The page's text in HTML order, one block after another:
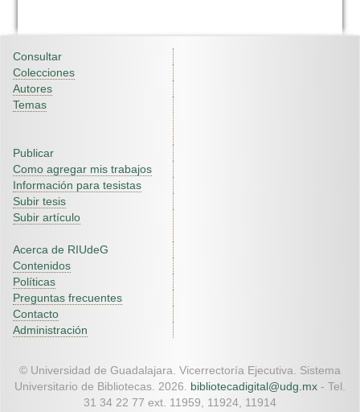
Consultar
Colecciones
Autores
Temas
Publicar
Como agregar mis trabajos
Información para tesistas
Subir tesis
Subir artículo
Acerca de RIUdeG
Contenidos
Políticas
Preguntas frecuentes
Contacto
Administración
© Universidad de Guadalajara. Vicerrectoría Ejecutiva. Sistema
Universitario de Bibliotecas. 2026. bibliotecadigital@udg.mx - Tel.
31 34 22 77 ext. 11959, 11924, 11914